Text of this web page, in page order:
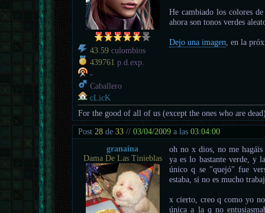
43.59 culombios
439761 p.d.exp.
-
Caballero
cLicK
He cambiado los colores
ahora son tonos verdes
Dejo una imagen , en la
For the good of all of us (except the ones who are
Post 28 de33 //03/04/2009 a las03:04:00
granaína
Dama De Las Tinieblas
oh no x dios, no me
ya es lo bastante verde, y
único q se "quejó" fue
estaba, si no es mucho
x cierto, creo q como yo
única a la q no